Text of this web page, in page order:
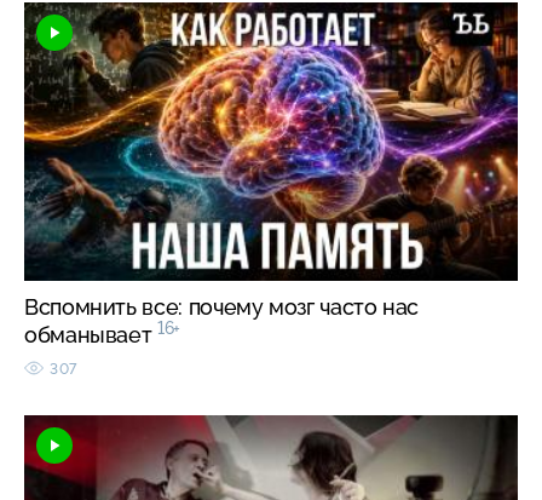
Вспомнить все: почему мозг часто нас
обманывает 16+
307